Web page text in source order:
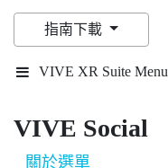
指南下載
VIVE XR Suite Menu
VIVE Social
關於選單